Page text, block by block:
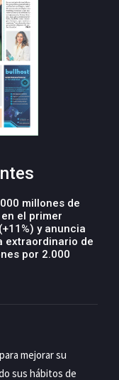
millones de
el primer
y anuncia
extraordinario de
por 2.000
modelo global
mejorar su
sus hábitos de